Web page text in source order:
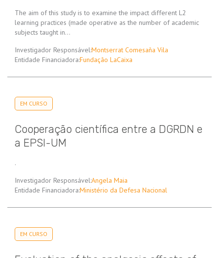
The aim of this study is to examine the impact different L2
learning practices (made operative as the number of academic
subjects taught in…
Investigador Responsável:Montserrat Comesaña Vila
Entidade Financiadora:Fundação LaCaixa
EM CURSO
Cooperação científica entre a DGRDN e
a EPSI-UM
.
Investigador Responsável:Angela Maia
Entidade Financiadora:Ministério da Defesa Nacional
EM CURSO